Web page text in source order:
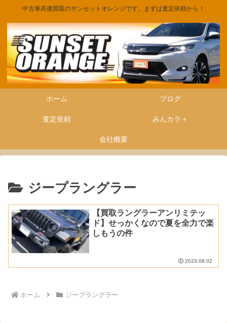
中古車高価買取のサンセットオレンジです。まずは査定依頼から！
ホーム ブログ
査定依頼 みんカラ＋
会社概要
ジープラングラー
【買取ラングラーアンリミテッ
ド】せっかくなので夏を全力で楽
しもうの件
2023.08.02
ホーム ジープラングラー